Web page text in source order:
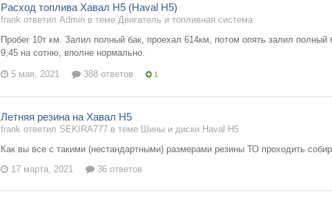
Расход топлива Хавал Н5 (Haval H5)
frank ответил Admin в теме Двигатель и топливная система
Пробег 10т км. Залил полный бак, проехал 614км, потом опять залил
9,45 на сотню, вполне нормально.
5 мая, 2021 388 ответов 1
Летняя резина на Хавал Н5
frank ответил SEKIRA777 в теме Шины и диски Haval H5
Как вы все с такими (нестандартными) размерами резины ТО проходить
17 марта, 2021
36 ответов